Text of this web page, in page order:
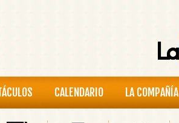
CALENDARIO LA COMPAÑÍA